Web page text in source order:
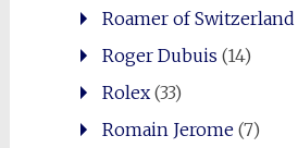
Roamer of Switzerland
Roger Dubuis (14)
Rolex(33)
Romain Jerome(7)